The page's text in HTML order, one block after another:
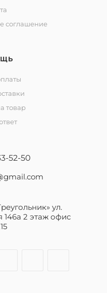
соглашение
товар
52-50
ул.
2 этаж офис